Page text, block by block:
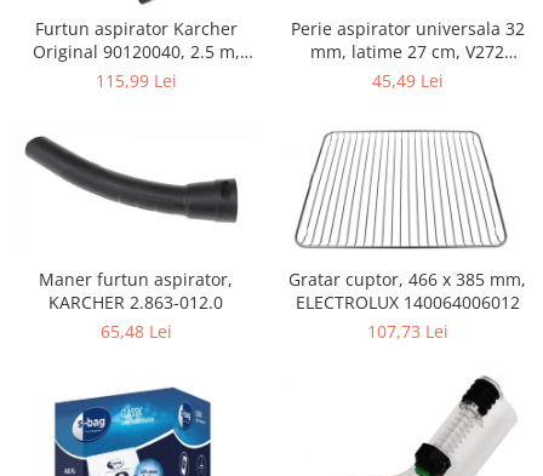
Televizoare & accesorii
Bacanie
Ambalaje cadouri
Curatenie si intretinere
Furtun aspirator Karcher
Original 90120040, 2.5 m,
negru
115,99 Lei
Perie aspirator universala 32
mm, latime 27 cm, V272
ECONOMY
45,49 Lei
Maner furtun aspirator,
KARCHER 2.863-012.0
65,48 Lei
Gratar cuptor, 466 x 385 mm,
ELECTROLUX 140064006012
107,73 Lei